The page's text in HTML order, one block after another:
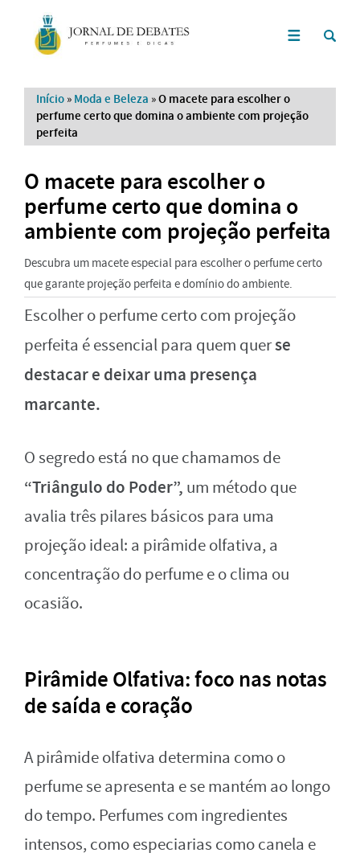
Início » Moda e Beleza »O macete para escolher o
perfume certo que domina o ambiente com projeção
perfeita
O macete para escolher o
perfume certo que domina o
ambiente com projeção perfeita
Descubra um macete especial para escolher o perfume certo
que garante projeção perfeita e domínio do ambiente.
Escolher o perfume certo com projeção
perfeita é essencial para quem querse
destacar e deixar uma presença
marcante.
O segredo está no que chamamos de
“Triângulo do Poder”, um método que
avalia três pilares básicos para uma
projeção ideal: a pirâmide olfativa, a
concentração do perfume e o clima ou
ocasião.
Pirâmide Olfativa: foco nas notas
de saída e coração
A pirâmide olfativa determina como o
perfume se apresenta e se mantém ao longo
do tempo. Perfumes com ingredientes
intensos, como especiarias como canela e